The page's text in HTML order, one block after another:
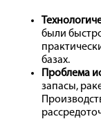
были
базах.
Проблема
запасы,